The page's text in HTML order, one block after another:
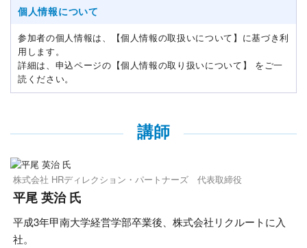
個人情報について
参加者の個人情報は、【個人情報の取扱いについて】に基づき利
用します。
詳細は、申込ページの【個人情報の取り扱いについて】 をご一
読ください。
講師
株式会社 HRディレクション・パートナーズ 代表取締役
平尾 英治 氏
平成3年甲南大学経営学部卒業後、株式会社リクルートに入
社。